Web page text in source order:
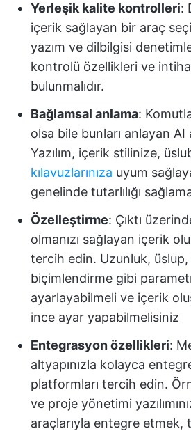
Yerleşik kalite kontrolleri:
içerik sağlayan bir araç
yazım ve dilbilgisi
kontrolü özellikleri ve
bulunmalıdır.
Bağlamsal anlama:
olsa bile bunları anlayan AI
Yazılım, içerik stilinize,
kılavuzlarınıza uyum
genelinde tutarlılığı
Özelleştirme: Çıktı
olmanızı sağlayan içerik
tercih edin. Uzunluk,
biçimlendirme gibi
ayarlayabilmeli ve içerik
ince ayar yapabilmelisiniz
Entegrasyon özellikleri:
altyapınızla kolayca
platformları tercih edin.
ve proje yönetimi
araçlarıyla entegre